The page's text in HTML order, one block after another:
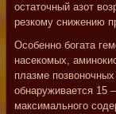
остаточный азот
резкому снижению
Особенно богата
насекомых,
плазме
обнаруживается 15
максимального